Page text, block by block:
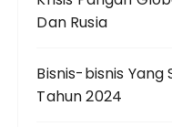
Dan Rusia
Bisnis-bisnis Yang
Tahun 2024